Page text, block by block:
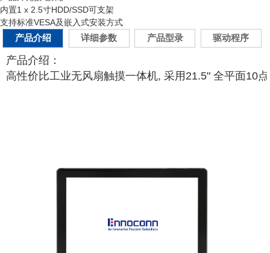
内置1 x 2.5寸HDD/SSD可支架
支持标准VESA及嵌入式安装方式
产品介绍
详细参数 产品型录 驱动程序
产品介绍：
高性价比工业无风扇触摸一体机, 采用21.5" 全平面10